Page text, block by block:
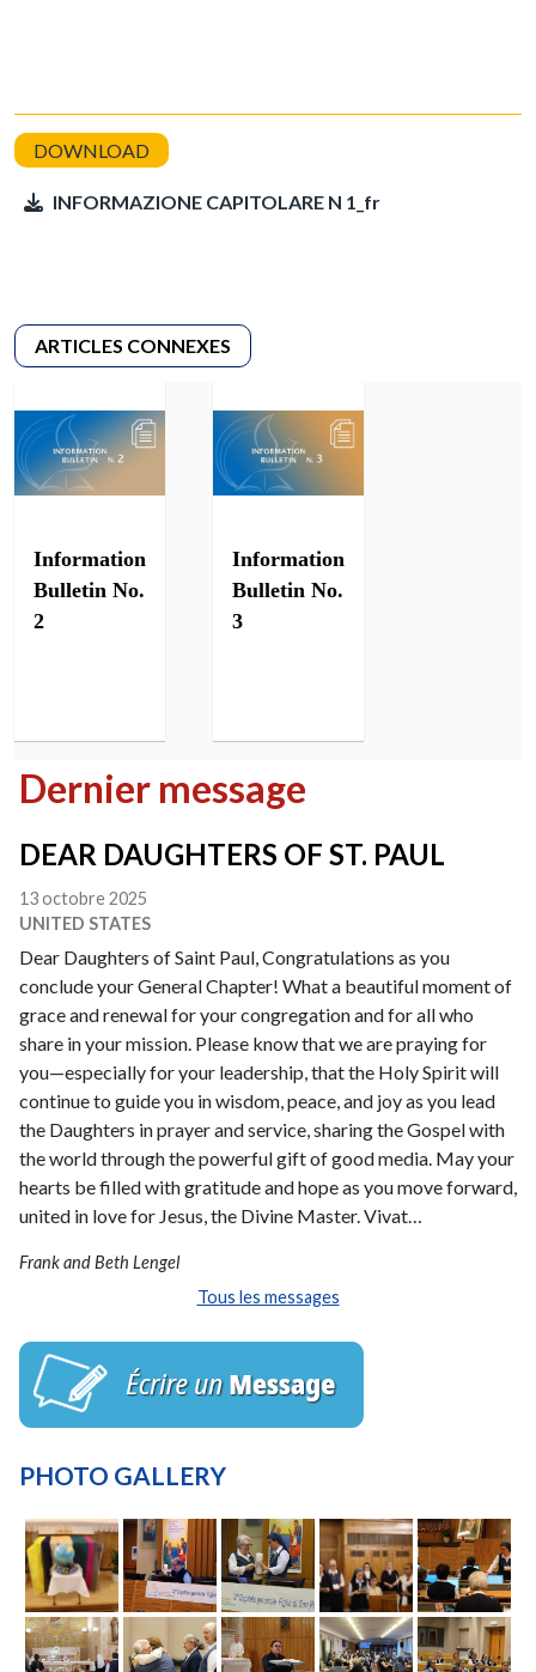
INFORMAZIONE CAPITOLARE N 1_fr
Information
Bulletin No.
2
Information
Bulletin No.
3
Dernier message
DEAR DAUGHTERS OF ST. PAUL
13 octobre 2025
UNITED STATES
Dear Daughters of Saint Paul, Congratulations as you
conclude your General Chapter! What a beautiful moment of
grace and renewal for your congregation and for all who
share in your mission. Please know that we are praying for
you—especially for your leadership, that the Holy Spirit will
continue to guide you in wisdom, peace, and joy as you lead
the Daughters in prayer and service, sharing the Gospel with
the world through the powerful gift of good media. May your
hearts be filled with gratitude and hope as you move forward,
united in love for Jesus, the Divine Master. Vivat…
Frank and Beth Lengel
Tous les messages
PHOTO GALLERY